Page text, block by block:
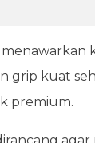
menawarkan
grip kuat
premium.
agar